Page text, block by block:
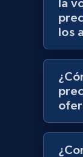
Zara -
Category
Currency,
more.
1.2K+
Best Buy
la
los